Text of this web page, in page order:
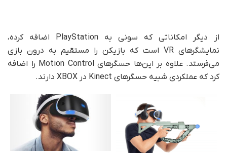
از دیگر امکاناتی که سونی به PlayStation اضافه کرده،
نمایشگرهای VR است که بازیکن را مستقیم به درون بازی
می‌فرستد. علاوه بر این‌ها حسگرهای Motion Control را اضافه
کرد که عملکردی شبیه حسگرهای Kinect در XBOX دارند.